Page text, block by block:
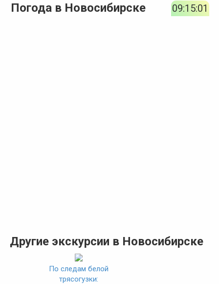
Погода в Новосибирске 09:15:01
Другие экскурсии в Новосибирске
По следам белой
трясогузки: